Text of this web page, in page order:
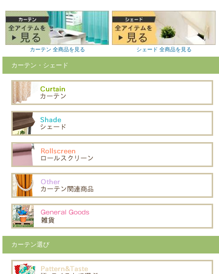
カーテン 全商品を見る シェード 全商品を見る
カーテン・シェード
カーテン選び